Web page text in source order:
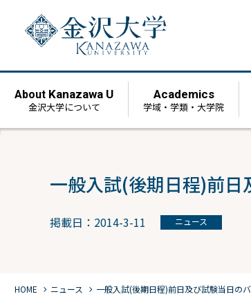
About Kanazawa U
金沢大学について
Academics
学域・学類・大学院
一般入試(後期日程)前
掲載日：2014-3-11 ニュース
HOME chevron_right ニュース chevron_right 一般入試(後期日程)前日及び試験当日の